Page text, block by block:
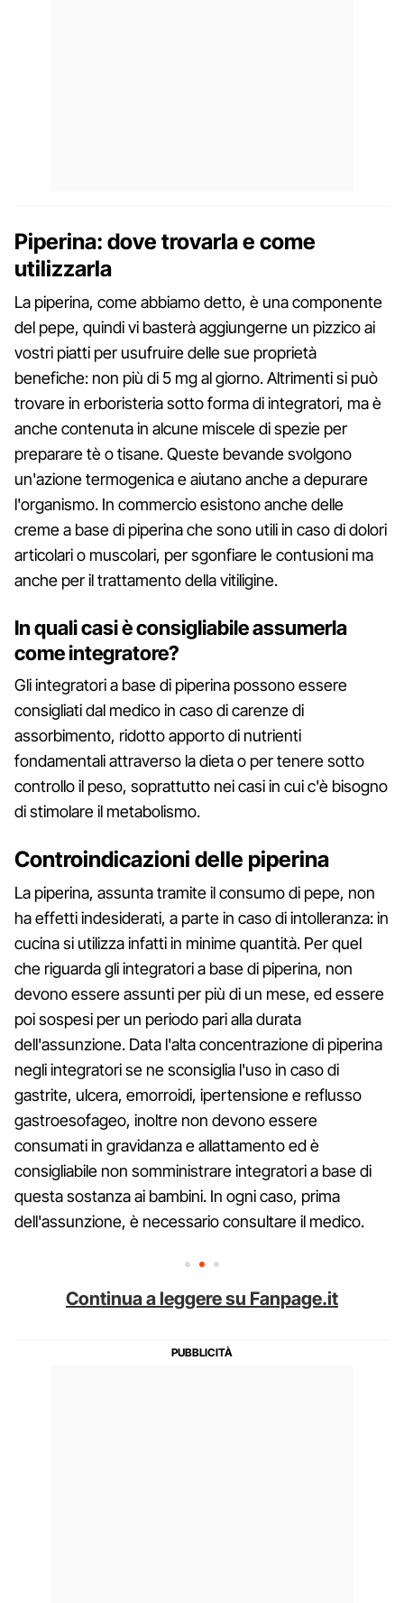
Piperina: dove trovarla e come
utilizzarla
La piperina, come abbiamo detto, è una componente
del pepe, quindi vi basterà aggiungerne un pizzico ai
vostri piatti per usufruire delle sue proprietà
benefiche: non più di 5 mg al giorno. Altrimenti si può
trovare in erboristeria sotto forma di integratori, ma è
anche contenuta in alcune miscele di spezie per
preparare tè o tisane. Queste bevande svolgono
un'azione termogenica e aiutano anche a depurare
l'organismo. In commercio esistono anche delle
creme a base di piperina che sono utili in caso di dolori
articolari o muscolari, per sgonfiare le contusioni ma
anche per il trattamento della vitiligine.
In quali casi è consigliabile assumerla
come integratore?
Gli integratori a base di piperina possono essere
consigliati dal medico in caso di carenze di
assorbimento, ridotto apporto di nutrienti
fondamentali attraverso la dieta o per tenere sotto
controllo il peso, soprattutto nei casi in cui c'è bisogno
di stimolare il metabolismo.
Controindicazioni delle piperina
La piperina, assunta tramite il consumo di pepe, non
ha effetti indesiderati, a parte in caso di intolleranza: in
cucina si utilizza infatti in minime quantità. Per quel
che riguarda gli integratori a base di piperina, non
devono essere assunti per più di un mese, ed essere
poi sospesi per un periodo pari alla durata
dell'assunzione. Data l'alta concentrazione di piperina
negli integratori se ne sconsiglia l'uso in caso di
gastrite, ulcera, emorroidi, ipertensione e reflusso
gastroesofageo, inoltre non devono essere
consumati in gravidanza e allattamento ed è
consigliabile non somministrare integratori a base di
questa sostanza ai bambini. In ogni caso, prima
dell'assunzione, è necessario consultare il medico.
Continua a leggere su Fanpage.it